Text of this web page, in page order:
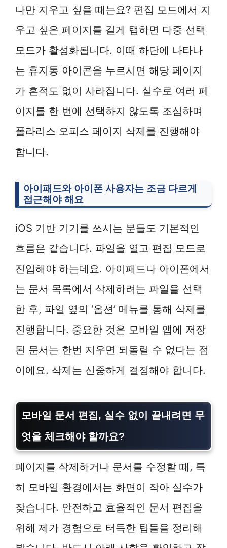
나만 지우고 싶을 때는요? 편집 모드에서 지
우고 싶은 페이지를 길게 탭하면 다중 선택
모드가 활성화됩니다. 이때 하단에 나타나
는 휴지통 아이콘을 누르시면 해당 페이지
가 흔적도 없이 사라집니다. 실수로 여러 페
이지를 한 번에 선택하지 않도록 조심하며
폴라리스 오피스 페이지 삭제를 진행해야
합니다.
아이패드와 아이폰 사용자는 조금 다르게
접근해야 해요
iOS 기반 기기를 쓰시는 분들도 기본적인
흐름은 같습니다. 파일을 열고 편집 모드로
진입해야 하는데요. 아이패드나 아이폰에서
는 문서 목록에서 삭제하려는 파일을 선택
한 후, 파일 옆의 ‘옵션’ 메뉴를 통해 삭제를
진행합니다. 중요한 것은 모바일 앱에 저장
된 문서는 한번 지우면 되돌릴 수 없다는 점
이에요. 삭제는 신중하게 결정해야 합니다.
모바일 문서 편집, 실수 없이 끝내려면 무
엇을 체크해야 할까요?
페이지를 삭제하거나 문서를 수정할 때, 특
히 모바일 환경에서는 화면이 작아 실수가
잦습니다. 안전하고 효율적인 문서 편집을
위해 제가 경험으로 터득한 팁들을 정리해